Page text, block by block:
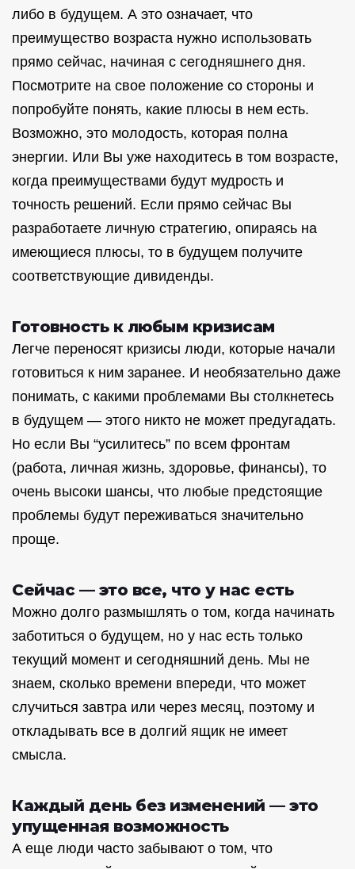
либо в будущем. А это означает, что
преимущество возраста нужно использовать
прямо сейчас, начиная с сегодняшнего дня.
Посмотрите на свое положение со стороны и
попробуйте понять, какие плюсы в нем есть.
Возможно, это молодость, которая полна
энергии. Или Вы уже находитесь в том возрасте,
когда преимуществами будут мудрость и
точность решений. Если прямо сейчас Вы
разработаете личную стратегию, опираясь на
имеющиеся плюсы, то в будущем получите
соответствующие дивиденды.
Готовность к любым кризисам
Легче переносят кризисы люди, которые начали
готовиться к ним заранее. И необязательно даже
понимать, с какими проблемами Вы столкнетесь
в будущем — этого никто не может предугадать.
Но если Вы “усилитесь” по всем фронтам
(работа, личная жизнь, здоровье, финансы), то
очень высоки шансы, что любые предстоящие
проблемы будут переживаться значительно
проще.
Сейчас — это все, что у нас есть
Можно долго размышлять о том, когда начинать
заботиться о будущем, но у нас есть только
текущий момент и сегодняшний день. Мы не
знаем, сколько времени впереди, что может
случиться завтра или через месяц, поэтому и
откладывать все в долгий ящик не имеет
смысла.
Каждый день без изменений — это
упущенная возможность
А еще люди часто забывают о том, что